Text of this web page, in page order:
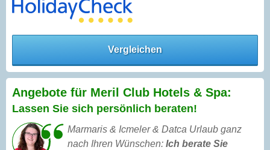
Vergleichen
Angebote für Meril Club Hotels & Spa:
Lassen Sie sich persönlich beraten!
Marmaris & Icmeler & Datca Urlaub ganz
nach Ihren Wünschen: Ich berate Sie